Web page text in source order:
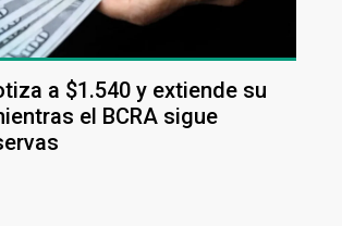
a $1.540 y extiende su
el BCRA sigue